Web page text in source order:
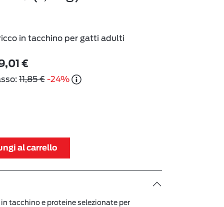
in tacchino per gatti adulti
€
11,85 € -24%
al carrello
tacchino e proteine selezionate per